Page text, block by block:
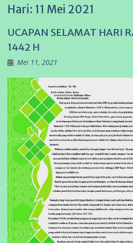
Hari: 11 Mei 2021
UCAPAN SELAMAT HARI
1442 H
Mei 11, 2021